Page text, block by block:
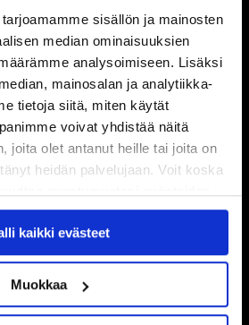
sisällön ja mainosten
median ominaisuuksien
analysoimiseen. Lisäksi
mainosalan ja analytiikka-
tietoja siitä, miten käytät
voivat yhdistää näitä
joita olet antanut heille tai joita on
heidän palvelujaan. Voit koska
.
kaikki evästeet
Muokkaa